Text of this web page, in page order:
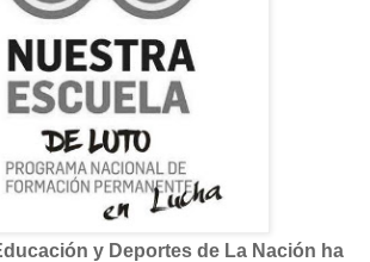
y Deportes de La Nación ha